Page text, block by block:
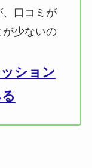
口コミが
少ないの
ション